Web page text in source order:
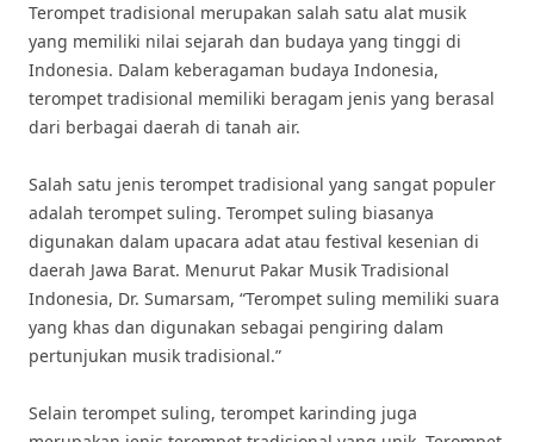
Terompet tradisional merupakan salah satu alat musik
yang memiliki nilai sejarah dan budaya yang tinggi di
Indonesia. Dalam keberagaman budaya Indonesia,
terompet tradisional memiliki beragam jenis yang berasal
dari berbagai daerah di tanah air.
Salah satu jenis terompet tradisional yang sangat populer
adalah terompet suling. Terompet suling biasanya
digunakan dalam upacara adat atau festival kesenian di
daerah Jawa Barat. Menurut Pakar Musik Tradisional
Indonesia, Dr. Sumarsam, “Terompet suling memiliki suara
yang khas dan digunakan sebagai pengiring dalam
pertunjukan musik tradisional.”
Selain terompet suling, terompet karinding juga